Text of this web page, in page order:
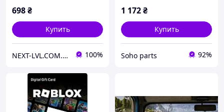
698₴
Купить
NEXT-LVL.COM.UA 100%
1 172₴
Купить
Soho parts 92%